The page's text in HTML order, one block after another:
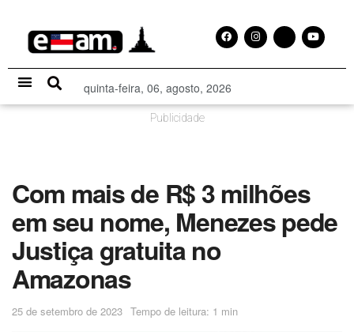
quinta-feira, 06, agosto, 2026
Publicidade
Com mais de R$ 3 milhões
em seu nome, Menezes pede
Justiça gratuita no
Amazonas
25 de setembro de 2023 Tempo de leitura: 1 min